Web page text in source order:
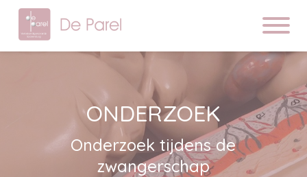
ONDERZOEK
Onderzoek tijdens de
zwangerschap